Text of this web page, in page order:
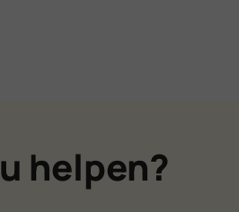
helpen?